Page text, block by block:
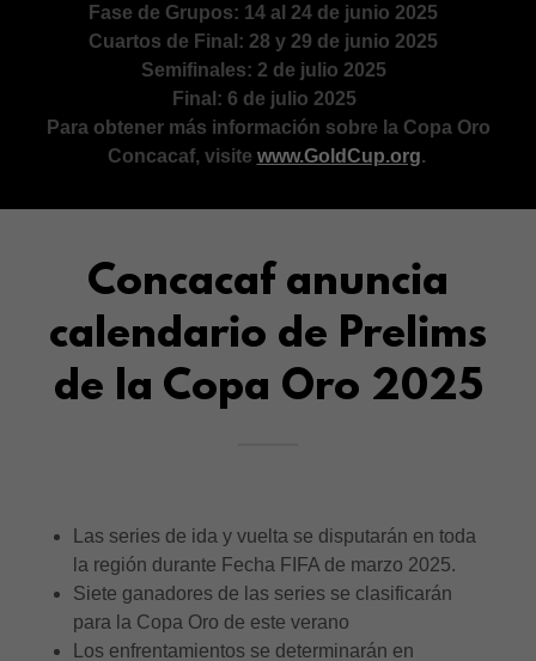
Fase de Grupos: 14 al 24 de junio 2025
Cuartos de Final: 28 y 29 de junio 2025
Semifinales: 2 de julio 2025
Final: 6 de julio 2025
Para obtener más información sobre la Copa Oro
Concacaf, visite www.GoldCup.org.
Concacaf anuncia
calendario de Prelims
de la Copa Oro 2025
Las series de ida y vuelta se disputarán en toda
la región durante Fecha FIFA de marzo 2025.
Siete ganadores de las series se clasificarán
para la Copa Oro de este verano
Los enfrentamientos se determinarán en